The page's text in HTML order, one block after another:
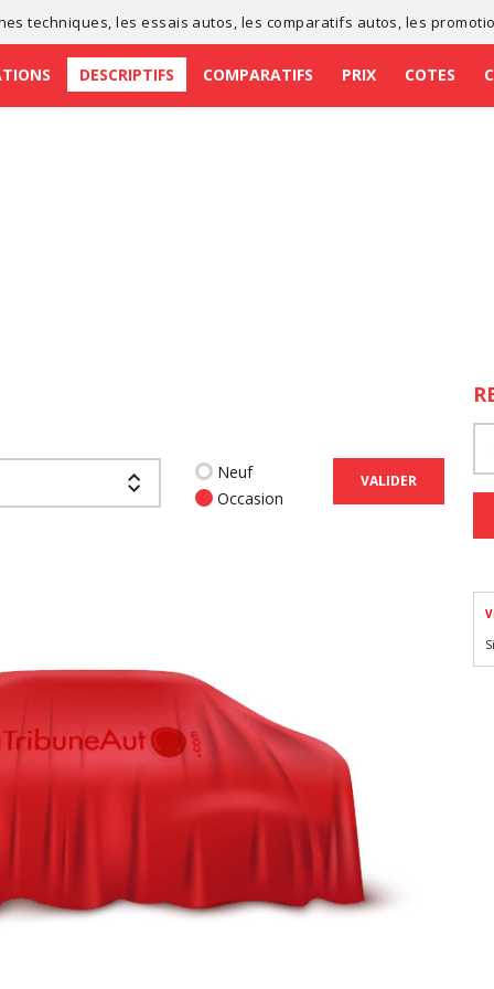
techniques , lesessais autos , les comparatifs autos , les
DESCRIPTIFS COMPARATIFS PRIX COTES
Neuf
Occasion
VALIDER